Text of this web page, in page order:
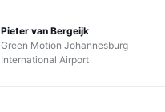
Pieter van Bergeijk
Green Motion Johannesburg
International Airport